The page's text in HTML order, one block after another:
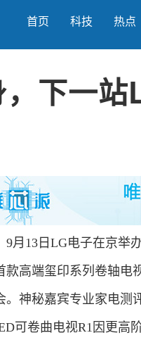
首页 科技 热点
下一站
13日LG电子在京举办
款高端玺印系列卷轴电
。神秘嘉宾专业家电测
可卷曲电视R1因更高